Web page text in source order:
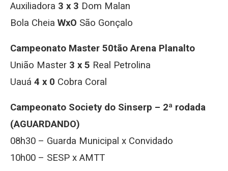
Auxiliadora 3 x 3 Dom Malan
Bola Cheia WxO São Gonçalo
Campeonato Master 50tão Arena Planalto
União Master 3 x 5 Real Petrolina
Uauá 4 x 0 Cobra Coral
Campeonato Society do Sinserp – 2ª rodada
(AGUARDANDO)
08h30 – Guarda Municipal x Convidado
10h00 – SESP x AMTT